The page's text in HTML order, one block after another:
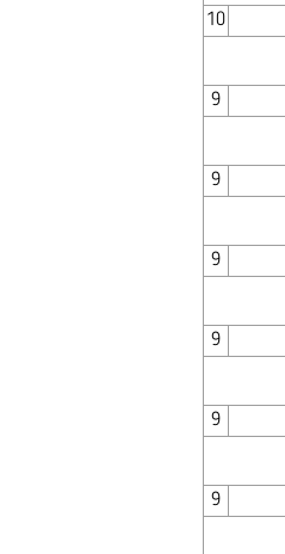
10
9
9
9
9
9
9